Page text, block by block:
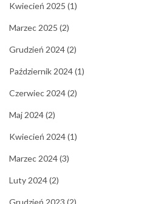
Kwiecień 2025 (1)
Marzec 2025 (2)
Grudzień 2024(2)
Październik 2024(1)
Czerwiec 2024(2)
Maj 2024(2)
Kwiecień 2024(1)
Marzec 2024(3)
Luty 2024(2)
Grudzień 2023 (2)